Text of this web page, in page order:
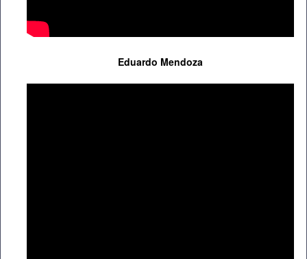
Eduardo Mendoza